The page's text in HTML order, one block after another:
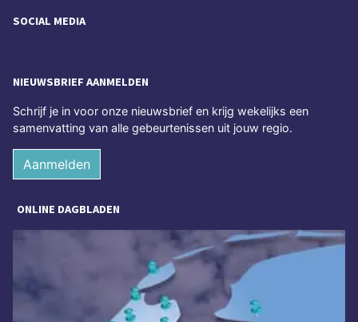
SOCIAL MEDIA
NIEUWSBRIEF AANMELDEN
Schrijf je in voor onze nieuwsbrief en krijg wekelijks een
samenvatting van alle gebeurtenissen uit jouw regio.
Aanmelden
ONLINE DAGBLADEN